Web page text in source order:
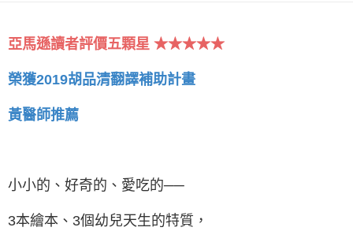
亞馬遜讀者評價五顆星 ★★★★★
榮獲2019胡品清翻譯補助計畫
黃醫師推薦
小小的、好奇的、愛吃的──
3本繪本、3個幼兒天生的特質，